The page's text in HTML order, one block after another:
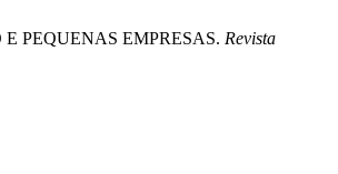
PEQUENAS EMPRESAS. Revista